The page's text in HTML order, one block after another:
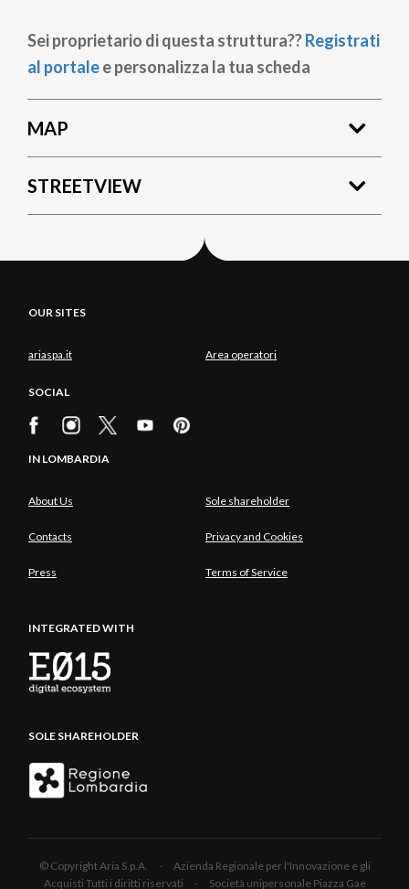
Sei proprietario di questa struttura??Registrati
al portalee personalizza la tua scheda
MAP
STREETVIEW
OUR SITES
ariaspa.it Area operatori
SOCIAL
IN LOMBARDIA
About Us Sole shareholder
Contacts Privacy and Cookies
Press Terms of Service
INTEGRATED WITH
SOLE SHAREHOLDER
© Copyright Aria S.p.A. - Azienda Regionale per l'Innovazione e gli
Acquisti Tutti i diritti riservati - Società unipersonale Piazza Gae